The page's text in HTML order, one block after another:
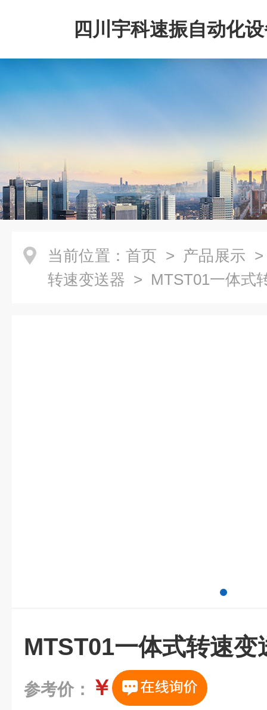
四川宇科速振自动化
公司
当前位置： 首页 > 产品展示
转速变送器 > MTST01一体式
MTST01一体式转速变
参考价： ￥